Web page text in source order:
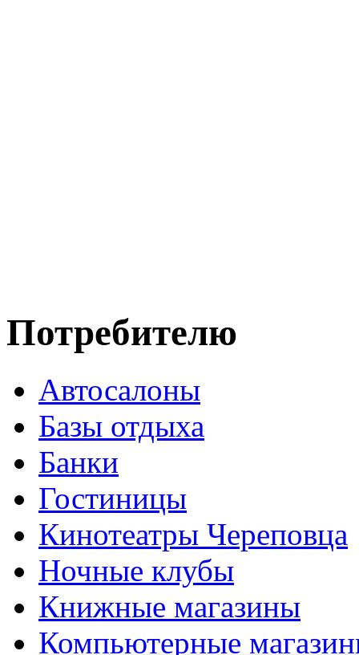
Потребителю
Автосалоны
Базы отдыха
Банки
Гостиницы
Кинотеатры Череповца
Ночные клубы
Книжные магазины
Компьютерные